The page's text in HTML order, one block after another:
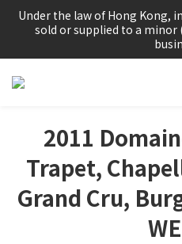
根據香港法律，不得在業務過程
賣或供應令人
sold or supplied to a minor
根據香港法律，不得在業務過程
2011
Trapet,
Grand Cru,